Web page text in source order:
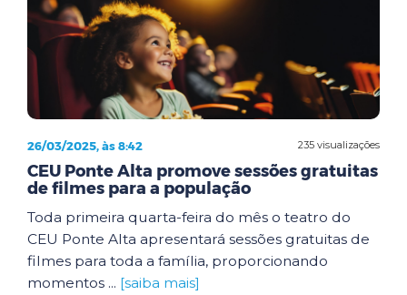
235 visualizações
26/03/2025, às 8:42
CEU Ponte Alta promove sessões gratuitas
de filmes para a população
Toda primeira quarta-feira do mês o teatro do
CEU Ponte Alta apresentará sessões gratuitas de
filmes para toda a família, proporcionando
momentos ... [saiba mais]